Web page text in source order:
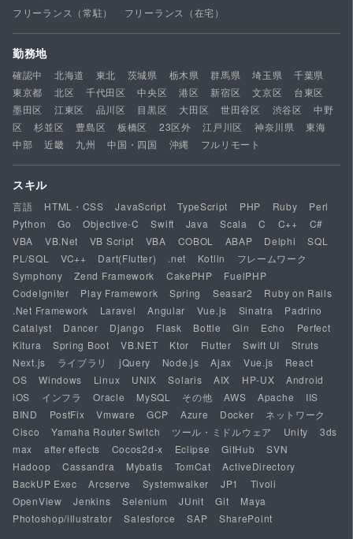
フリーランス（常駐） フリーランス（在宅）
勤務地
確認中 北海道 東北 茨城県 栃木県 群馬県 埼玉県
千葉県
東京都
北区 千代田区 中央区 港区 新宿区 文京区
台東区
墨田区
江東区 品川区 目黒区 大田区 世田谷区 渋谷区
中野
区
杉並区 豊島区 板橋区 23区外 江戸川区 神奈川県
東海
中部
近畿 九州 中国・四国 沖縄 フルリモート
スキル
言語 HTML・CSS JavaScript TypeScript PHP Ruby
Perl
Python
Go Objective-C Swift Java Scala C C++
C#
VBA
VB.Net VB Script VBA COBOL ABAP Delphi
SQL
PL/SQL
VC++ Dart(Flutter) .net Kotlin
フレームワーク
Symphony
Zend Framework CakePHP
FuelPHP
CodeIgniter
Play Framework Spring Seasar2
Ruby on Rails
.Net Framework
Laravel Angular Vue.js Sinatra
Padrino
Catalyst
Dancer Django Flask Bottle Gin Echo
Perfect
Kitura
Spring Boot VB.NET Ktor Flutter Swift UI
Struts
Next.js
ライブラリ jQuery Node.js Ajax Vue.js
React
OS
Windows Linux UNIX Solaris AIX HP-UX
Android
iOS
インフラ Oracle MySQL その他 AWS Apache
IIS
BIND
PostFix Vmware GCP Azure Docker
ネットワーク
Cisco
Yamaha Router Switch ツール・ミドルウェア Unity
3ds
max
after effects Cocos2d-x Eclipse GitHub
SVN
Hadoop
Cassandra Mybatis TomCat
ActiveDirectory
BackUP Exec
Arcserve Systemwalker JP1
Tivoli
OpenView
Jenkins Selenium JUnit Git
Maya
Photoshop/illustrator
Salesforce SAP SharePoint